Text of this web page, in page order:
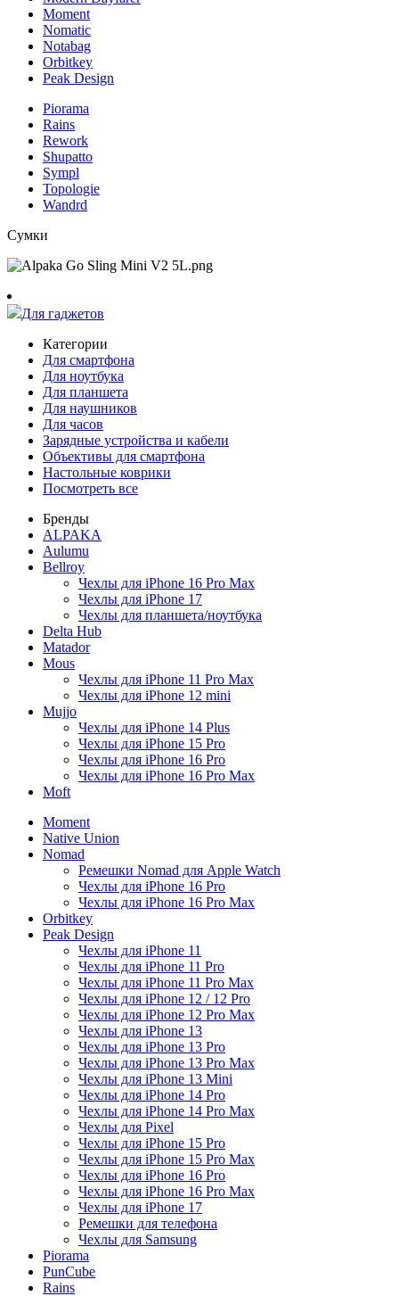
Moment
Nomatic
Notabag
Orbitkey
Peak Design
Piorama
Rains
Rework
Shupatto
Sympl
Topologie
Wandrd
Сумки
Для гаджетов
Категории
Для смартфона
Для ноутбука
Для планшета
Для наушников
Для часов
Зарядные устройства и кабели
Объективы для смартфона
Настольные коврики
Посмотреть все
Бренды
ALPAKA
Aulumu
Bellroy
Чехлы для iPhone 16 Pro Max
Чехлы для iPhone 17
Чехлы для планшета/ноутбука
Delta Hub
Matador
Mous
Чехлы для iPhone 11 Pro Max
Чехлы для iPhone 12 mini
Mujjo
Чехлы для iPhone 14 Plus
Чехлы для iPhone 15 Pro
Чехлы для iPhone 16 Pro
Чехлы для iPhone 16 Pro Max
Moft
Moment
Native Union
Nomad
Ремешки Nomad для Apple Watch
Чехлы для iPhone 16 Pro
Чехлы для iPhone 16 Pro Max
Orbitkey
Peak Design
Чехлы для iPhone 11
Чехлы для iPhone 11 Pro
Чехлы для iPhone 11 Pro Max
Чехлы для iPhone 12 / 12 Pro
Чехлы для iPhone 12 Pro Max
Чехлы для iPhone 13
Чехлы для iPhone 13 Pro
Чехлы для iPhone 13 Pro Max
Чехлы для iPhone 13 Mini
Чехлы для iPhone 14 Pro
Чехлы для iPhone 14 Pro Max
Чехлы для Pixel
Чехлы для iPhone 15 Pro
Чехлы для iPhone 15 Pro Max
Чехлы для iPhone 16 Pro
Чехлы для iPhone 16 Pro Max
Чехлы для iPhone 17
Ремешки для телефона
Чехлы для Samsung
Piorama
PunCube
Rains